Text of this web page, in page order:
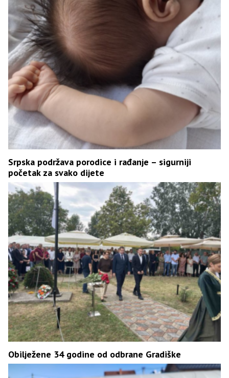
Srpska podržava porodice i rađanje – sigurniji
početak za svako dijete
Obilježene 34 godine od odbrane Gradiške